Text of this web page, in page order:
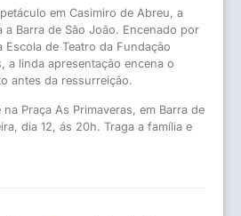
em Casimiro de Abreu, a
a Barra de São João. Encenado por
de Teatro da Fundação
a linda apresentação encena o
antes da ressurreição.
Praça As Primaveras, em Barra de
dia 12, ás 20h. Traga a família e